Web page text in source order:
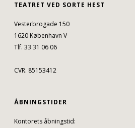
TEATRET VED SORTE HEST
Vesterbrogade 150
1620 København V
Tlf. 33 31 06 06
CVR. 85153412
ÅBNINGSTIDER
Kontorets åbningstid: